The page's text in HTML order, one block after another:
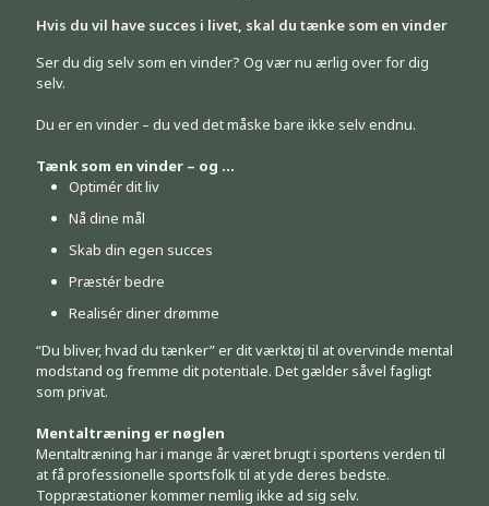
Hvis du vil have succes i livet, skal du tænke som en vinder
Ser du dig selv som en vinder? Og vær nu ærlig over for dig
selv.
Du er en vinder – du ved det måske bare ikke selv endnu.
Tænk som en vinder – og …
Optimér dit liv
Nå dine mål
Skab din egen succes
Præstér bedre
Realisér diner drømme
“Du bliver, hvad du tænker” er dit værktøj til at overvinde mental
modstand og fremme dit potentiale. Det gælder såvel fagligt
som privat.
Mentaltræning er nøglen
Mentaltræning har i mange år været brugt i sportens verden til
at få professionelle sportsfolk til at yde deres bedste.
Toppræstationer kommer nemlig ikke ad sig selv.